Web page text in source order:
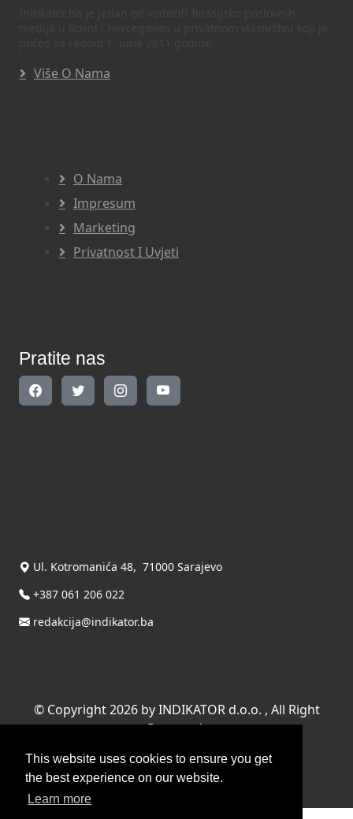
This website uses cookies to ensure you get
the best experience on our website.
Learn more
Više O Nama
O Nama
Impresum
Marketing
Privatnost I Uvjeti
Pratite nas
Ul. Kotromanića 48, 71000 Sarajevo
+387 061 206 022
redakcija@indikator.ba
© Copyright 2026 by INDIKATOR d.o.o. , All Right
Reserved.
Terms Of Use|Privacy Statement
Powered by THYME SYSTEMS doo